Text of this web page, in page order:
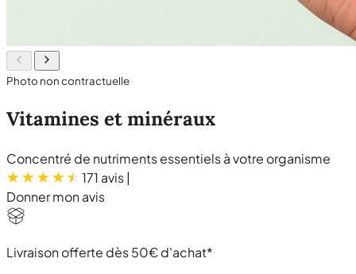
Photo non contractuelle
Vitamines et minéraux
Concentré de nutriments essentiels à votre organisme
171 avis|
Donner mon avis
Livraison offerte dès 50€ d'achat*